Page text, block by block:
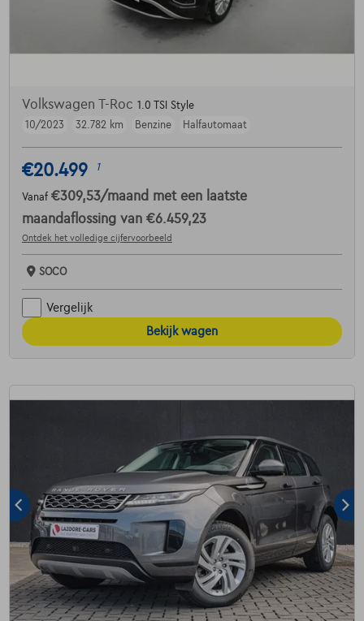
Volkswagen T-Roc 1.0 TSI Style
10/2023
32.782 km Benzine Halfautomaat
€20.499 1
Vanaf €309,53/maand met een laatste
maandaflossing van €6.459,23
Ontdek het volledige cijfervoorbeeld
SOCO
Vergelijk
Bekijk wagen